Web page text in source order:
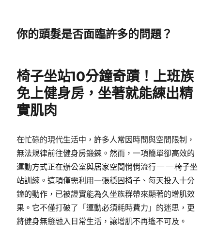
你的頭髮是否面臨許多的問題？
椅子坐站10分鐘奇蹟！上班族
免上健身房，坐著就能練出精
實肌肉
在忙碌的現代生活中，許多人常因時間與空間限制，
無法規律前往健身房鍛鍊。然而，一項簡單卻高效的
運動方式正在辦公室與居家空間悄悄流行——椅子坐
站訓練。這項僅需利用一張穩固椅子、每天投入十分
鐘的動作，已被證實能為久坐族群帶來顯著的增肌效
果。它不僅打破了「運動必須耗時費力」的迷思，更
將健身無縫融入日常生活，讓增肌不再遙不可及。